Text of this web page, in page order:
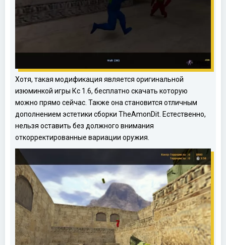
Хотя, такая модификация является оригинальной
изюминкой игры Кс 1.6, бесплатно скачать которую
можно прямо сейчас. Также она становится отличным
дополнением эстетики сборки TheAmonDit. Естественно,
нельзя оставить без должного внимания
откорректированные вариации оружия.